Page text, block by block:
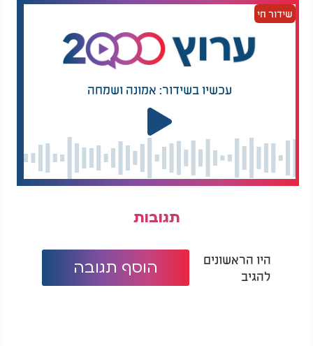
שידור חי
עכשיו בשידור: אמונה ושמחה
תגובות
היו הראשונים
להגיב
הוסף תגובה